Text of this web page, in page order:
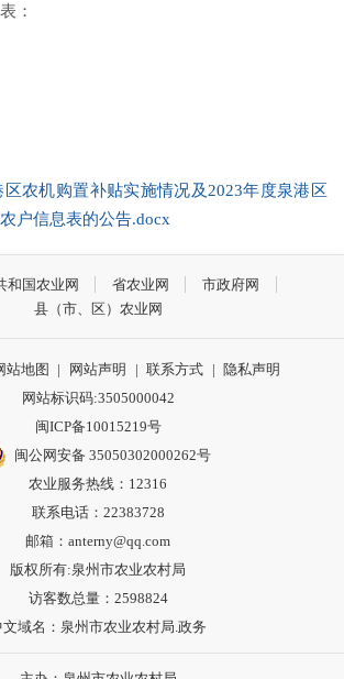
：
农机购置补贴实施情况及2023年度泉港区
户信息表的公告.docx
和国农业网 省农业网
市政府网
县（市、区）农业网
站地图 | 网站声明 | 联系方式 | 隐私声明
网站标识码:3505000042
闽ICP备10015219号
闽公网安备 35050302000262号
农业服务热线：12316
联系电话：22383728
邮箱：anterny@qq.com
版权所有:泉州市农业农村局
访客数总量： 2598824
文域名：泉州市农业农村局.政务